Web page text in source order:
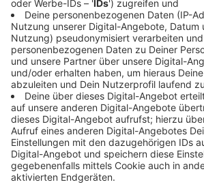
Bereits bei der ersten Brückenhälfte
schweren Stahlteile mit dem Schiff
einem Kran installiert werden.
Anzeige
Auch wenn das nach großen
die zweite Brückenhälfte fertig ist
zwei Jahre dauern. Die Autobahn
aus, dass der Verkehr erst Anfang
im Frühjahr über beide